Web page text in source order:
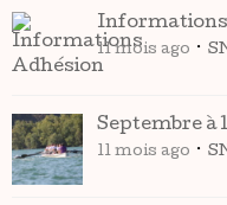
11 mois ago
Septembre à
11 mois ago